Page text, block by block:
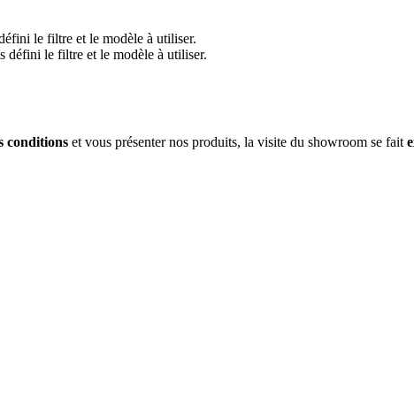
le filtre et le modèle à utiliser.
défini le filtre et le modèle à utiliser.
conditions et vous présenter nos produits, la visite du showroom se fait